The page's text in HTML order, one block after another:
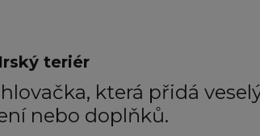
teriér
která přidá
nebo doplňků.